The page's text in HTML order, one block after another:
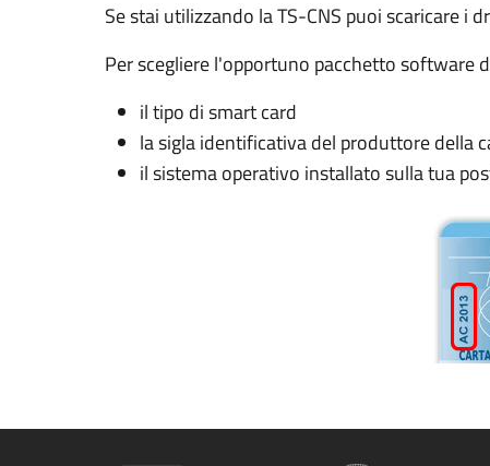
Se stai utilizzando la TS-CNS puoi scaricare i
Per scegliere l'opportuno pacchetto software
il tipo di smart card
la sigla identificativa del produttore della
il sistema operativo installato sulla tua